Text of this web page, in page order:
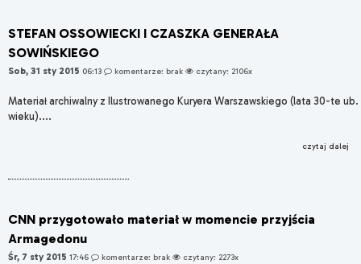
STEFAN OSSOWIECKI I CZASZKA GENERAŁA
SOWIŃSKIEGO
Sob, 31 sty 2015 06:13 komentarze: brak czytany: 2106x
Materiał archiwalny z Ilustrowanego Kuryera Warszawskiego (lata 30-te ub.
wieku)....
czytaj dalej
CNN przygotowało materiał w momencie przyjścia
Armagedonu
Śr, 7 sty 2015 17:46 komentarze: brak czytany: 2273x